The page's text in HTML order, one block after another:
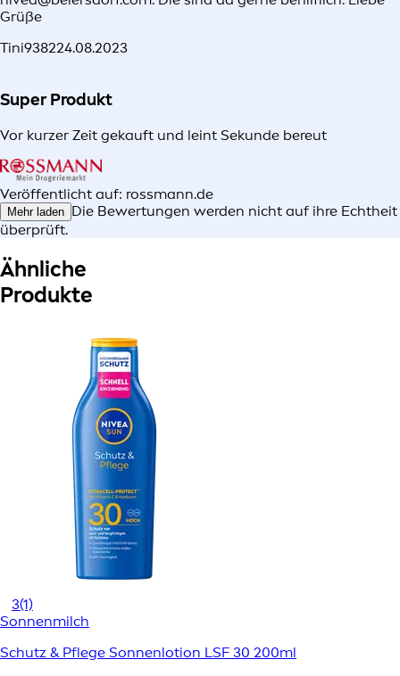
Grüße
Tini938224.08.2023
Super Produkt
Vor kurzer Zeit gekauft und leint Sekunde bereut
Veröffentlicht auf: rossmann.de
Mehr laden Die Bewertungen werden nicht auf ihre Echtheit
überprüft.
Ähnliche
Produkte
3(1)
Sonnenmilch
Schutz & Pflege Sonnenlotion LSF 30 200ml